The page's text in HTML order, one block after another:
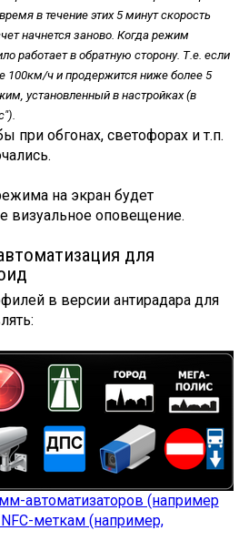
в течение этих 5 минут скорость
начнется заново. Когда режим
работает в обратную сторону. Т.е. если
100км/ч и продержится ниже более 5
установленный в настройках (в
при обгонах, светофорах и т.п.
на экран будет
визуальное оповещение.
для
в версии антирадара для
автоматизаторов (например
меткам (например,